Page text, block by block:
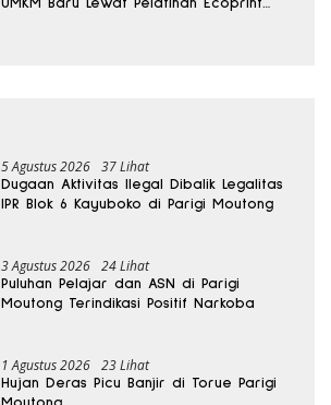
UMKM Baru Lewat Pelatihan Ecoprint
5 Agustus 2026 37 Lihat
Dugaan Aktivitas Ilegal Dibalik Legalitas
IPR Blok 6 Kayuboko di Parigi Moutong
3 Agustus 2026 24 Lihat
Puluhan Pelajar dan ASN di Parigi
Moutong Terindikasi Positif Narkoba
1 Agustus 2026 23 Lihat
Hujan Deras Picu Banjir di Torue Parigi